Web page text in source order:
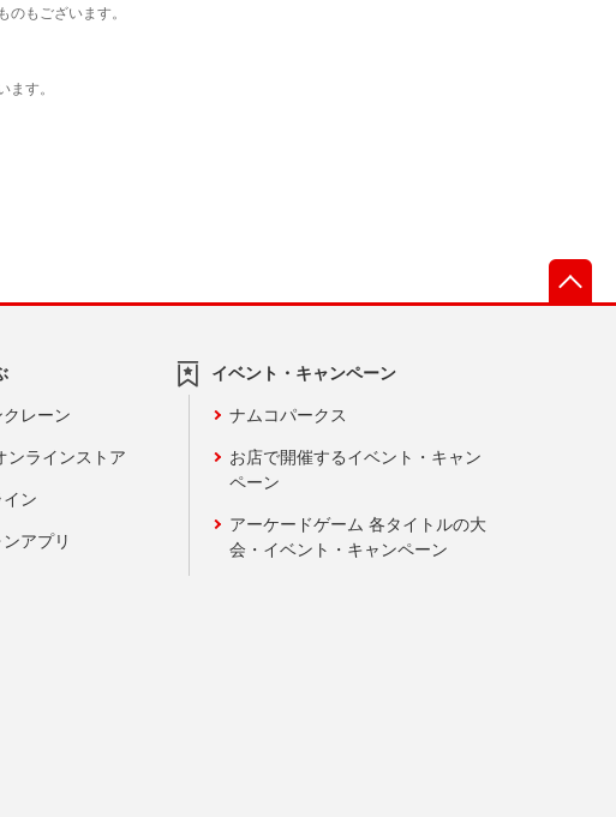
レーン
ンラインストア
ン
アプリ
イベント・キャンペーン
ナムコパークス
お店で開催するイベント・キャン
ペーン
アーケードゲーム 各タイトルの大
会・イベント・キャンペーン